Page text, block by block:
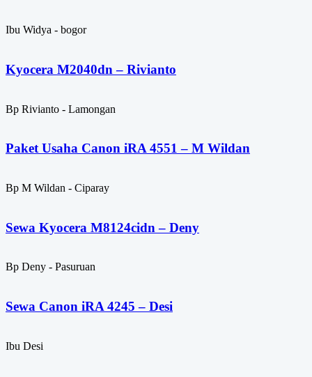
Ibu Widya - bogor
Kyocera M2040dn – Rivianto
Bp Rivianto - Lamongan
Paket Usaha Canon iRA 4551 – M Wildan
Bp M Wildan - Ciparay
Sewa Kyocera M8124cidn – Deny
Bp Deny - Pasuruan
Sewa Canon iRA 4245 – Desi
Ibu Desi